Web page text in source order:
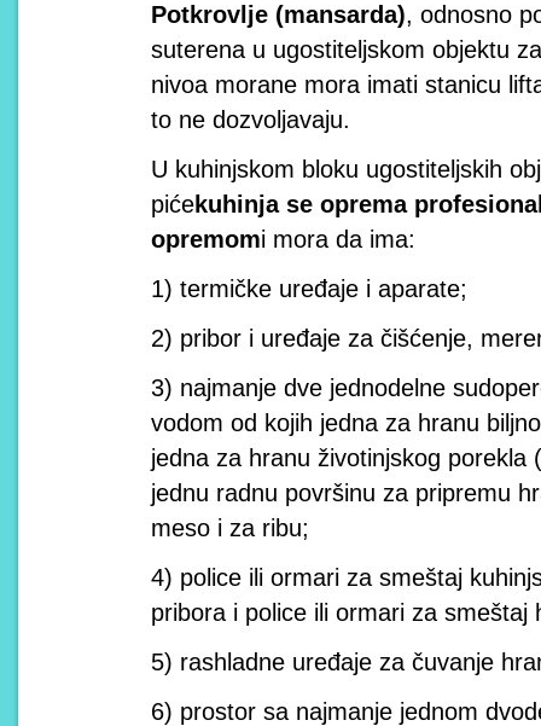
Potkrovlje (mansarda), odnosno
suterena u ugostiteljskom objektu
nivoa morane mora imati stanicu
to ne dozvoljavaju.
U kuhinjskom bloku ugostiteljskih
pićekuhinja se oprema
opremomi mora da ima:
1) termičke uređaje i aparate;
2) pribor i uređaje za čišćenje,
3) najmanje dve jednodelne
vodom od kojih jedna za hranu
jedna za hranu životinjskog porekla
jednu radnu površinu za pripremu
meso i za ribu;
4) police ili ormari za smeštaj
pribora i police ili ormari za smeštaj
5) rashladne uređaje za čuvanje
6) prostor sa najmanje jednom